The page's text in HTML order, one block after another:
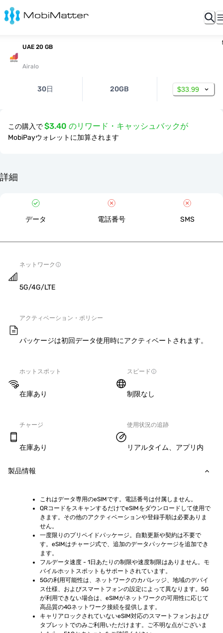
UAE 20 GB
Airalo
30日 20GB $33.99
この購入で$3.40 のリワード・キャッシュバックが
MobiPayウォレットに加算されます
詳細
データ 電話番号 SMS
ネットワーク
5G/4G/LTE
アクティベーション・ポリシー
パッケージは初回データ使用時にアクティベートされます。
ホットスポット
在庫あり
スピード
制限なし
チャージ
在庫あり
使用状況の追跡
リアルタイム、アプリ内
製品情報
これはデータ専用のeSIMです。電話番号は付属しません。
QRコードをスキャンするだけでeSIMをダウンロードして使用で
きます。その他のアクティベーションや登録手順は必要ありま
せん。
一度限りのプリペイドパッケージ。自動更新や契約は不要で
す。eSIMはチャージ式で、追加のデータパッケージを追加でき
ます。
フルデータ速度 - 1日あたりの制限や速度制限はありません。モ
バイルホットスポットもサポートされています。
5Gの利用可能性は、ネットワークのカバレッジ、地域のデバイ
ス仕様、およびスマートフォンの設定によって異なります。5G
が利用できない場合は、eSIMがネットワークの可用性に応じて
高品質の4Gネットワーク接続を提供します。
キャリアロックされていないeSIM対応のスマートフォンおよび
タブレットでのみご利用いただけます。ご不明な点がございま